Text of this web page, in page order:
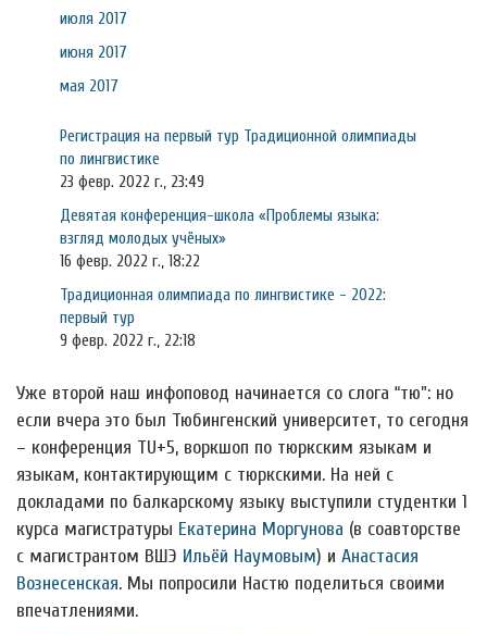
июля 2017
июня 2017
мая 2017
Регистрация на первый тур Традиционной олимпиады
по лингвистике
23 февр. 2022 г., 23:49
Девятая конференция-школа «Проблемы языка:
взгляд молодых учёных»
16 февр. 2022 г., 18:22
Традиционная олимпиада по лингвистике - 2022:
первый тур
9 февр. 2022 г., 22:18
Уже второй наш инфоповод начинается со слога “тю”: но
если вчера это был Тюбингенский университет, то сегодня
– конференция TU+5, воркшоп по тюркским языкам и
языкам, контактирующим с тюркскими. На ней с
докладами по балкарскому языку выступили студентки 1
курса магистратуры Екатерина Моргунова (в соавторстве
с магистрантом ВШЭ Ильёй Наумовым) и Анастасия
Вознесенская. Мы попросили Настю поделиться своими
впечатлениями.